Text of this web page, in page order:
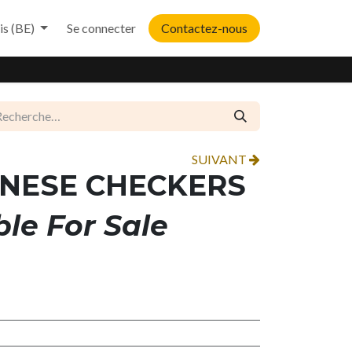
(BE) Se connecter Contactez-nous
SUIVANT
CHECKERS
For Sale